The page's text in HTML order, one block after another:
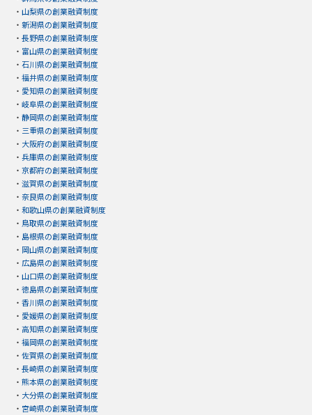
・ 山梨県の創業融資制度
・ 新潟県の創業融資制度
・ 長野県の創業融資制度
・ 富山県の創業融資制度
・ 石川県の創業融資制度
・ 福井県の創業融資制度
・ 愛知県の創業融資制度
・ 岐阜県の創業融資制度
・ 静岡県の創業融資制度
・ 三重県の創業融資制度
・ 大阪府の創業融資制度
・ 兵庫県の創業融資制度
・ 京都府の創業融資制度
・ 滋賀県の創業融資制度
・ 奈良県の創業融資制度
・ 和歌山県の創業融資制度
・ 鳥取県の創業融資制度
・ 島根県の創業融資制度
・ 岡山県の創業融資制度
・ 広島県の創業融資制度
・ 山口県の創業融資制度
・ 徳島県の創業融資制度
・ 香川県の創業融資制度
・ 愛媛県の創業融資制度
・ 高知県の創業融資制度
・ 福岡県の創業融資制度
・ 佐賀県の創業融資制度
・ 長崎県の創業融資制度
・ 熊本県の創業融資制度
・ 大分県の創業融資制度
・ 宮崎県の創業融資制度